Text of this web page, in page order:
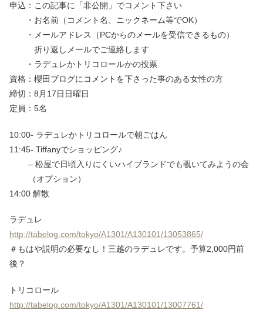
申込：この記事に「非公開」でコメント下さい
・お名前（コメント名、ニックネーム等でOK）
・メールアドレス（PCからのメールを受信できるもの）
折り返しメールでご連絡します
・ラデュレかトリコロールかの投票
資格：櫻田ブログにコメントを下さった事のある女性の方
締切：8月17日日曜日
定員：5名
10:00- ラデュレかトリコロールで朝ごはん
11:45- Tiffanyでショッピング♪
– 松屋で日頃入りにくいハイブランドでも覗いてみようの会
（オプション）
14:00 解散
ラデュレ
http://tabelog.com/tokyo/A1301/A130101/13053865/
＃もはや説明の必要なし！三越のラデュレです。予算2,000円前
後？
トリコロール
http://tabelog.com/tokyo/A1301/A130101/13007761/